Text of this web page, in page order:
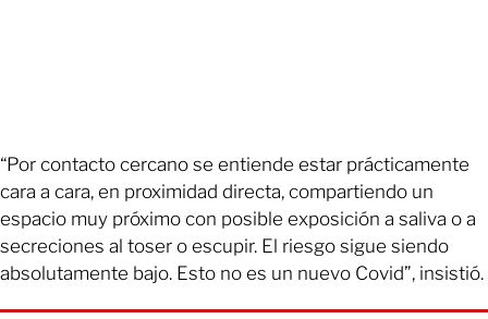
“Por contacto cercano se entiende estar prácticamente
cara a cara, en proximidad directa, compartiendo un
espacio muy próximo con posible exposición a saliva o a
secreciones al toser o escupir. El riesgo sigue siendo
absolutamente bajo. Esto no es un nuevo Covid”, insistió.